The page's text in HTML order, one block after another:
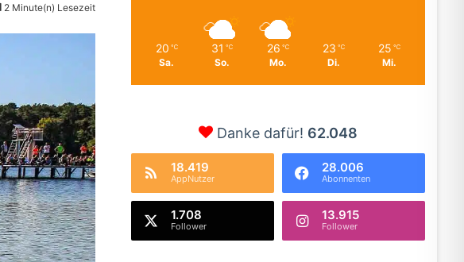
2 Minute(n) Lesezeit
20 ℃
Sa.
31 ℃
So.
26 ℃
Mo.
23 ℃
Di.
25 ℃
Mi.
Danke dafür! 62.048
18.419
AppNutzer
28.006
Abonnenten
1.708
Follower
13.915
Follower